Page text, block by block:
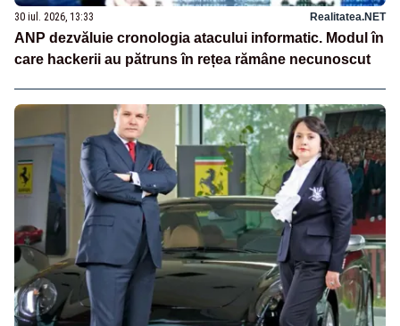
30 iul. 2026, 13:33 Realitatea.NET
ANP dezvăluie cronologia atacului informatic. Modul în
care hackerii au pătruns în rețea rămâne necunoscut